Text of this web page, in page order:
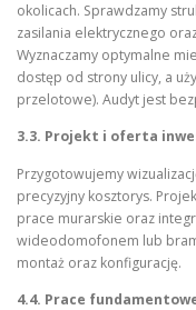
okolicach. Sprawdzamy
zasilania elektrycznego
Wyznaczamy optymalne
dostęp od strony ulicy, a
przelotowe). Audyt jest
3.3. Projekt i oferta
Przygotowujemy
precyzyjny kosztorys.
prace murarskie oraz
wideodomofonem lub
montaż oraz konfigurację.
4.4. Prace